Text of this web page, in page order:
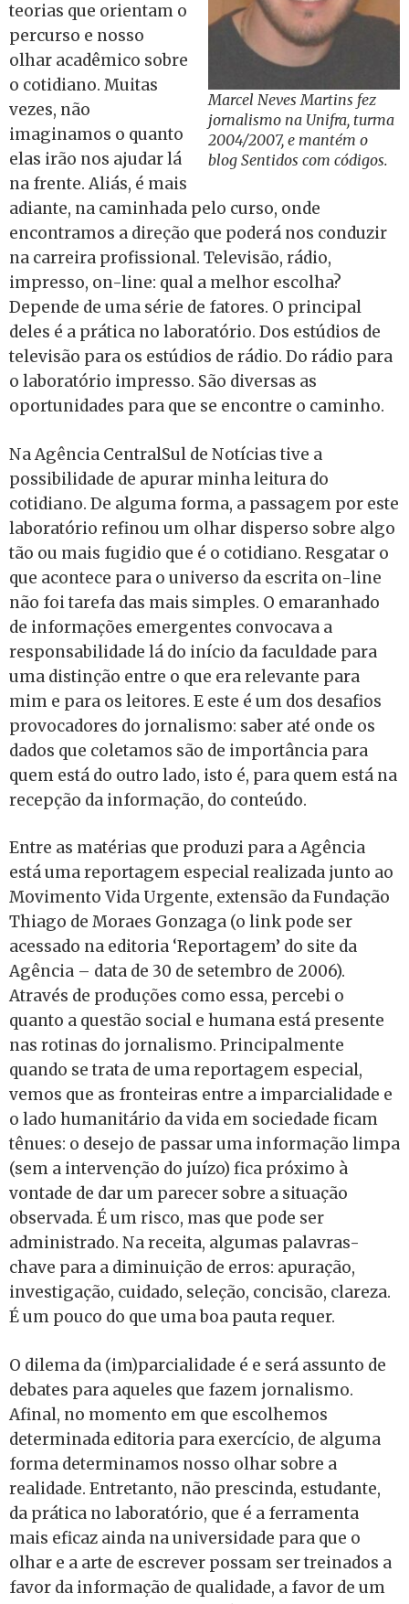
Marcel Neves Martins fez
jornalismo na Unifra, turma
2004/2007, e mantém o
blog Sentidos com códigos.
teorias que orientam o
percurso e nosso
olhar acadêmico sobre
o cotidiano. Muitas
vezes, não
imaginamos o quanto
elas irão nos ajudar lá
na frente. Aliás, é mais
adiante, na caminhada pelo curso, onde
encontramos a direção que poderá nos conduzir
na carreira profissional. Televisão, rádio,
impresso, on-line: qual a melhor escolha?
Depende de uma série de fatores. O principal
deles é a prática no laboratório. Dos estúdios de
televisão para os estúdios de rádio. Do rádio para
o laboratório impresso. São diversas as
oportunidades para que se encontre o caminho.
Na Agência CentralSul de Notícias tive a
possibilidade de apurar minha leitura do
cotidiano. De alguma forma, a passagem por este
laboratório refinou um olhar disperso sobre algo
tão ou mais fugidio que é o cotidiano. Resgatar o
que acontece para o universo da escrita on-line
não foi tarefa das mais simples. O emaranhado
de informações emergentes convocava a
responsabilidade lá do início da faculdade para
uma distinção entre o que era relevante para
mim e para os leitores. E este é um dos desafios
provocadores do jornalismo: saber até onde os
dados que coletamos são de importância para
quem está do outro lado, isto é, para quem está na
recepção da informação, do conteúdo.
Entre as matérias que produzi para a Agência
está uma reportagem especial realizada junto ao
Movimento Vida Urgente, extensão da Fundação
Thiago de Moraes Gonzaga (o link pode ser
acessado na editoria ‘Reportagem’ do site da
Agência – data de 30 de setembro de 2006).
Através de produções como essa, percebi o
quanto a questão social e humana está presente
nas rotinas do jornalismo. Principalmente
quando se trata de uma reportagem especial,
vemos que as fronteiras entre a imparcialidade e
o lado humanitário da vida em sociedade ficam
tênues: o desejo de passar uma informação limpa
(sem a intervenção do juízo) fica próximo à
vontade de dar um parecer sobre a situação
observada. É um risco, mas que pode ser
administrado. Na receita, algumas palavras-
chave para a diminuição de erros: apuração,
investigação, cuidado, seleção, concisão, clareza.
É um pouco do que uma boa pauta requer.
O dilema da (im)parcialidade é e será assunto de
debates para aqueles que fazem jornalismo.
Afinal, no momento em que escolhemos
determinada editoria para exercício, de alguma
forma determinamos nosso olhar sobre a
realidade. Entretanto, não prescinda, estudante,
da prática no laboratório, que é a ferramenta
mais eficaz ainda na universidade para que o
olhar e a arte de escrever possam ser treinados a
favor da informação de qualidade, a favor de um